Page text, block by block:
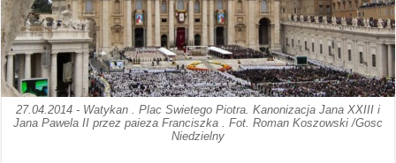
27.04.2014 - Watykan . Plac Swietego Piotra. Kanonizacja Jana XXIII i
Jana Pawela II przez paieza Franciszka . Fot. Roman Koszowski /Gosc
Niedzielny